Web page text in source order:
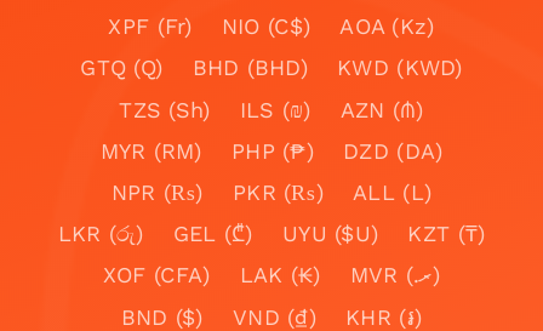
XPF (Fr)
NIO (C$)
AOA (Kz)
GTQ (Q)
BHD (BHD)
KWD (KWD)
TZS (Sh)
ILS (₪)
AZN (₼)
MYR (RM)
PHP (₱)
DZD (DA)
NPR (₨)
PKR (₨)
ALL (L)
LKR (රු)
GEL (₾) UYU ($U)
KZT (₸)
XOF (CFA)
LAK (₭)
MVR (.ރ)
BND ($)
VND (₫)
KHR (៛)